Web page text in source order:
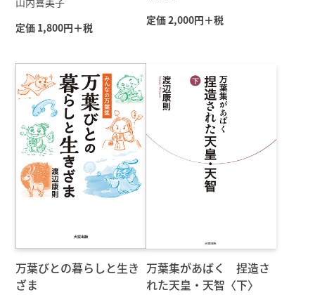
定価 1,800円＋税
定価 2,000円＋税
万葉びとの暮らしと生き
ざま
万葉集があばく 捏造さ
れた天皇・天智〈下〉